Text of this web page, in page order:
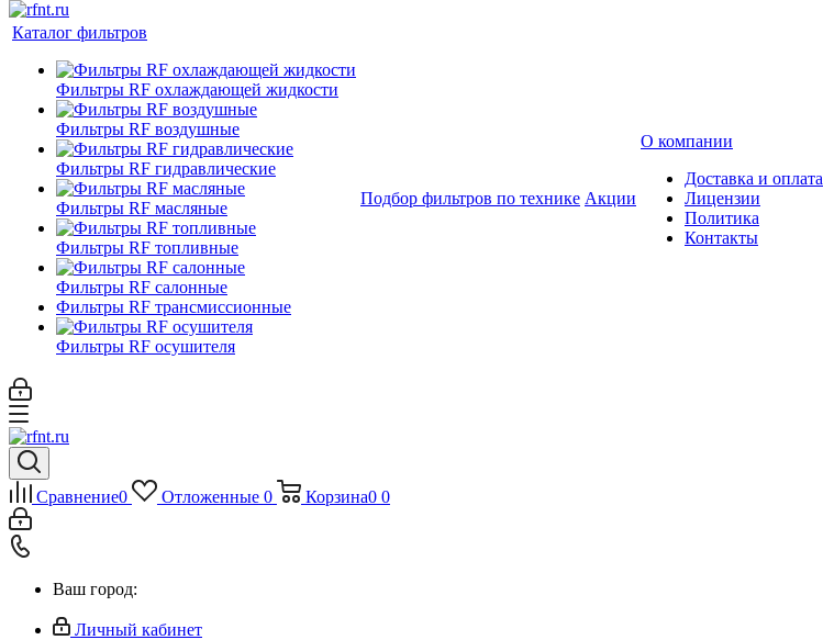
Каталог фильтров
Фильтры RF охлаждающей жидкости
Фильтры RF воздушные
Фильтры RF гидравлические
Фильтры RF масляные
Фильтры RF топливные
Фильтры RF салонные
Фильтры RF трансмиссионные
Фильтры RF осушителя
Подбор фильтров по технике Акции
О компании
Доставка и оплата
Лицензии
Политика
Контакты
Сравнение0 Отложенные 0 Корзина0 0
Ваш город:
Личный кабинет